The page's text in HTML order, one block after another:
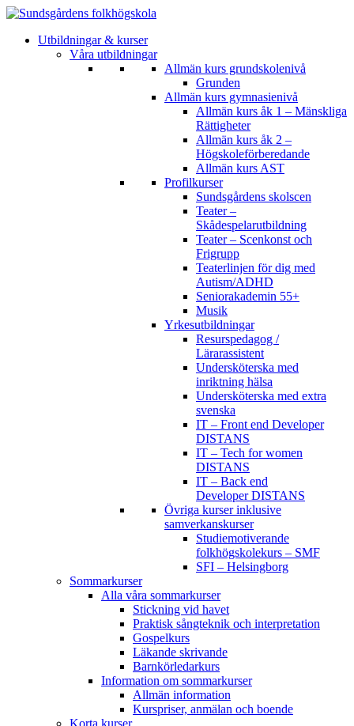
Utbildningar & kurser
Våra utbildningar
Allmän kurs grundskolenivå
Grunden
Allmän kurs gymnasienivå
Allmän kurs åk 1 – Mänskliga
Rättigheter
Allmän kurs åk 2 –
Högskoleförberedande
Allmän kurs AST
Profilkurser
Sundsgårdens skolscen
Teater –
Skådespelarutbildning
Teater – Scenkonst och
Frigrupp
Teaterlinjen för dig med
Autism/ADHD
Seniorakademin 55+
Musik
Yrkesutbildningar
Resurspedagog /
Lärarassistent
Undersköterska med
inriktning hälsa
Undersköterska med extra
svenska
IT – Front end Developer
DISTANS
IT – Tech for women
DISTANS
IT – Back end
Developer DISTANS
Övriga kurser inklusive
samverkanskurser
Studiemotiverande
folkhögskolekurs – SMF
SFI – Helsingborg
Sommarkurser
Alla våra sommarkurser
Stickning vid havet
Praktisk sångteknik och interpretation
Gospelkurs
Läkande skrivande
Barnkörledarkurs
Information om sommarkurser
Allmän information
Kurspriser, anmälan och boende
Korta kurser